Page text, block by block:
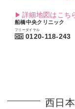
詳細地図はこち
船橋中央クリニック
フリーダイヤル
0120-118-243
西日